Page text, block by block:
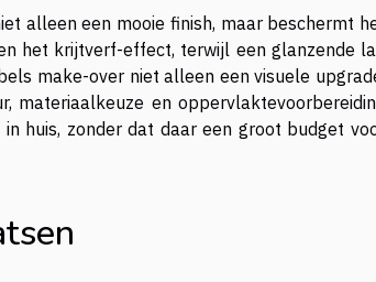
alleen een mooie finish, maar beschermt
het krijtverf-effect, terwijl een glanzende
make-over niet alleen een visuele
materiaalkeuze en
huis, zonder dat daar een groot budget